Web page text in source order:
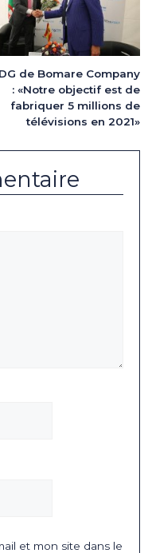
de Bomare Company
: «Notre objectif est de
fabriquer 5 millions de
télévisions en 2021»
et mon site dans le